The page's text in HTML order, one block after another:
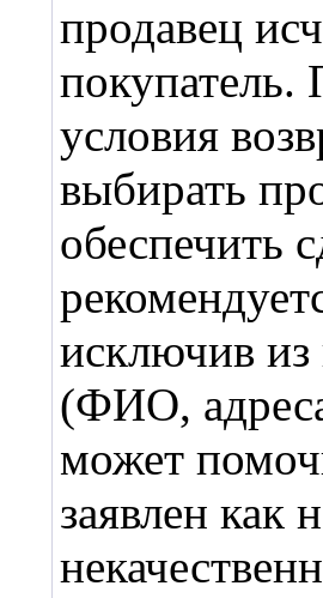
продавец
покупатель.
условия
выбирать
обеспечить
исключив
(ФИО,
может
заявлен как